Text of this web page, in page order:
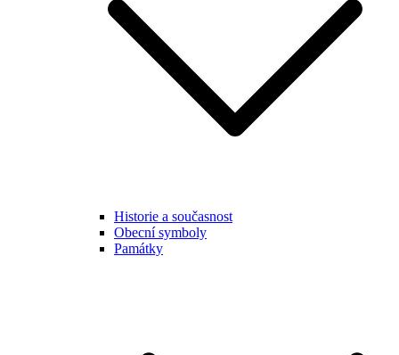
Historie a současnost
Obecní symboly
Památky